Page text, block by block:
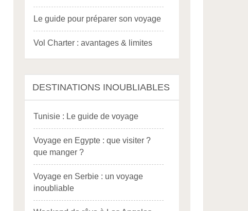
Le guide pour préparer son voyage
Vol Charter : avantages & limites
DESTINATIONS INOUBLIABLES
Tunisie : Le guide de voyage
Voyage en Egypte : que visiter ?
que manger ?
Voyage en Serbie : un voyage
inoubliable